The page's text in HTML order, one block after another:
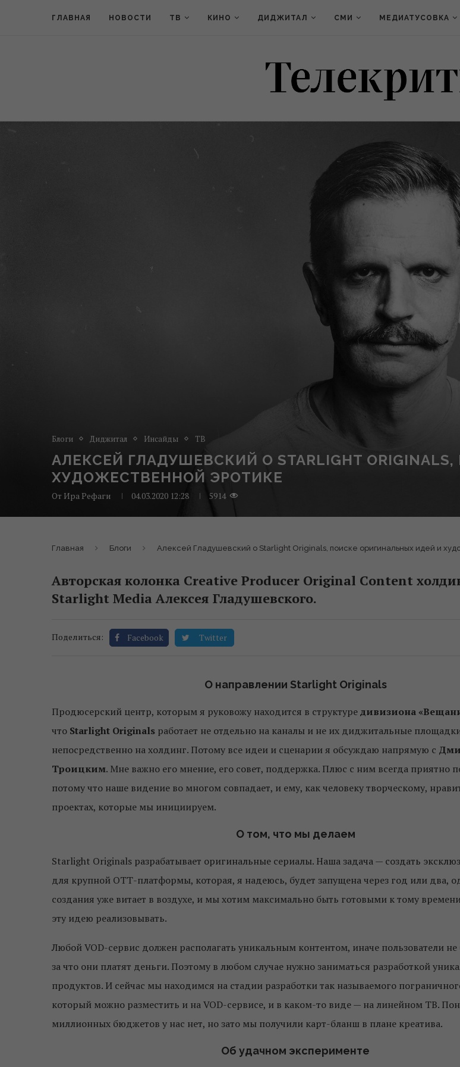
ГЛАВНАЯ НОВОСТИ ТВ КИНО ДИДЖИТАЛ СМИ МЕДИАТУСОВКА
Блоги Диджитал Инсайды ТВ
АЛЕКСЕЙ ГЛАДУШЕВСКИЙ О STARLIGHT
ХУДОЖЕСТВЕННОЙ ЭРОТИКЕ
От Ира Рефаги 04.03.2020 12:28 5914
Главная Блоги Алексей Гладушевский о Starlight Originals, поиске оригинальных идей и
Авторская колонка Creative Producer Original Content
Starlight Media Алексея Гладушевского.
Поделиться: Facebook Twitter
О направлении Starlight Originals
Продюсерский центр, которым я руковожу находится в структуредивизиона
что Starlight Originals работает не отдельно на каналы и не их диджитальные
непосредственно на холдинг. Потому все идеи и сценарии я обсуждаю напрямую с
Троицким. Мне важно его мнение, его совет, поддержка. Плюс с ним всегда приятно
потому что наше видение во многом совпадает, и ему, как человеку творческому,
проектах, которые мы инициируем.
О том, что мы делаем
Starlight Originals разрабатывает оригинальные сериалы. Наша задача — создать
для крупной ОТТ-платформы, которая, я надеюсь, будет запущена через год или два,
создания уже витает в воздухе, и мы хотим максимально быть готовыми к тому
эту идею реализовывать.
Любой VOD-сервис должен располагать уникальным контентом, иначе пользователи
за что они платят деньги. Поэтому в любом случае нужно заниматься разработкой
продуктов. И сейчас мы находимся на стадии разработки так называемого
который можно разместить и на VOD-сервисе, и в каком-то виде — на линейном ТВ.
миллионных бюджетов у нас нет, но зато мы получили карт-бланш в плане креатива.
Об удачном эксперименте